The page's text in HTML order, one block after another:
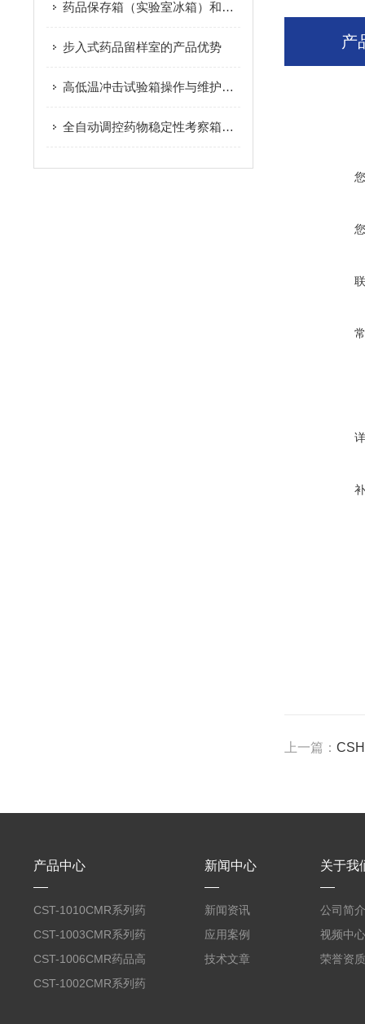
药品保存箱（实验室冰箱）和家用冰箱的区别
步入式药品留样室的产品优势
高低温冲击试验箱操作与维护指南
全自动调控药物稳定性考察箱满足药典稳定性试验要求
产
上一篇：
产品中心
CST-1010CMR系列药
品高温试验箱
CST-1003CMR系列药
品高温试验箱
CST-1006CMR药品高
温试验箱
CST-1002CMR系列药
新闻中心
新闻资讯
应用案例
技术文章
关于我
公司简介
视频中心
荣誉资质